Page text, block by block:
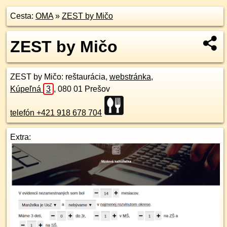
Cesta: OMA» ZEST by Mičo
ZEST by Mičo
ZEST by Mičo: reštaurácia, webstránka,
Kúpeľná
3 , 080 01 Prešov
telefón +421 918 678 704
Extra: